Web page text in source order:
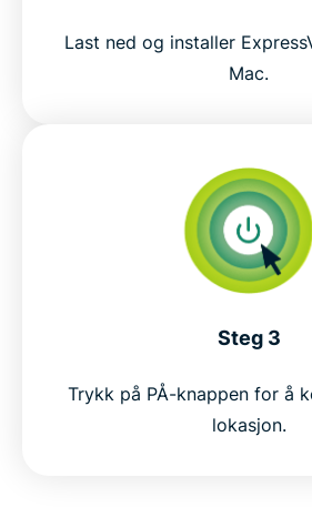
Last ned og installer
Mac.
Steg 3
Trykk på PÅ-knappen for å
lokasjon.